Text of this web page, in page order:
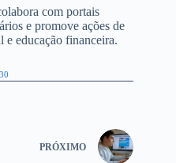
com portais
e promove ações de
e educação financeira.
PRÓXIMO